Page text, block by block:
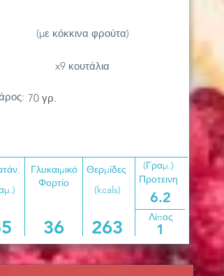
(με κόκκινα φρούτα)
x9 κουτάλια
70 γρ.
Γλυκαιμικό
Φορτίο
Θερμίδες
(kcals)
Προτεινη
6.2
(Γραμ.)
36 263 Λίπος
1